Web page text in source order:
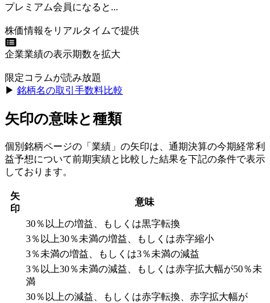
プレミアム会員になると...
株価情報をリアルタイムで提供
企業業績の表示期数を拡大
限定コラムが読み放題
▶︎ 銘柄名の取引手数料比較
矢印の意味と種類
個別銘柄ページの「業績」の矢印は、通期決算の今期経常利
益予想について前期実績と比較した結果を下記の条件で表示
しております。
矢
印
意味
30％以上の増益、もしくは黒字転換
3％以上30％未満の増益、もしくは赤字縮小
3％未満の増益、もしくは3％未満の減益
3％以上30％未満の減益、もしくは赤字拡大幅が50％未
満
30％以上の減益、もしくは赤字転換、赤字拡大幅が